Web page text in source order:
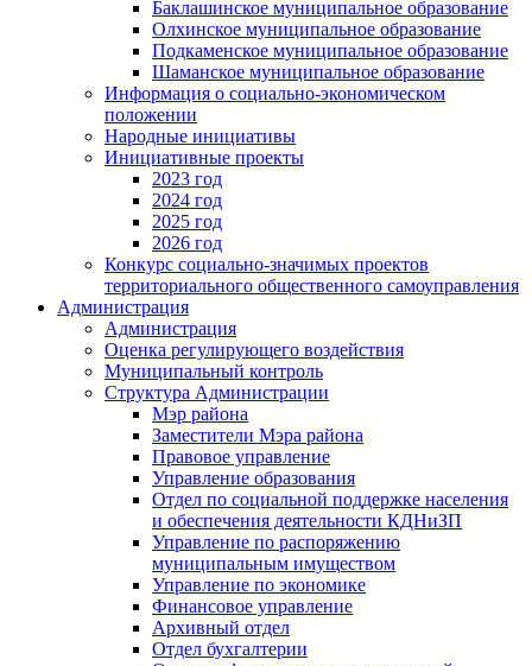
Баклашинское муниципальное образование
Олхинское муниципальное образование
Подкаменское муниципальное образование
Шаманское муниципальное образование
Информация о социально-экономическом
положении
Народные инициативы
Инициативные проекты
2023 год
2024 год
2025 год
2026 год
Конкурс социально-значимых проектов
территориального общественного самоуправления
Администрация
Администрация
Оценка регулирующего воздействия
Муниципальный контроль
Структура Администрации
Мэр района
Заместители Мэра района
Правовое управление
Управление образования
Отдел по социальной поддержке населения
и обеспечения деятельности КДНиЗП
Управление по распоряжению
муниципальным имуществом
Управление по экономике
Финансовое управление
Архивный отдел
Отдел бухгалтерии